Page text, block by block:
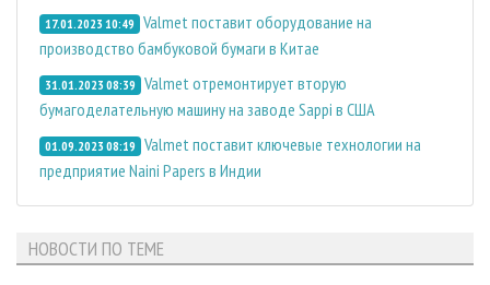
17.01.2023 10:49 Valmet поставит оборудование на
производство бамбуковой бумаги в Китае
31.01.2023 08:39 Valmet отремонтирует вторую
бумагоделательную машину на заводе Sappi в США
01.09.2023 08:19 Valmet поставит ключевые технологии на
предприятие Naini Papers в Индии
НОВОСТИ ПО ТЕМЕ